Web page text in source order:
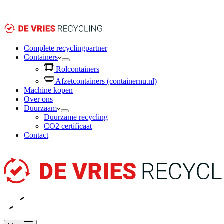
Complete recyclingpartner
Containers
Rolcontainers
Afzetcontainers (containernu.nl)
Machine kopen
Over ons
Duurzaam
Duurzame recycling
CO2 certificaat
Contact